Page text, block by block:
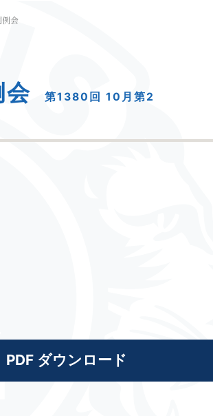
会
会 第1380回 10月第2
PDF ダウンロード